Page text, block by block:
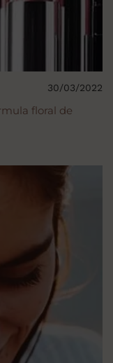
floral de
30/03/2022